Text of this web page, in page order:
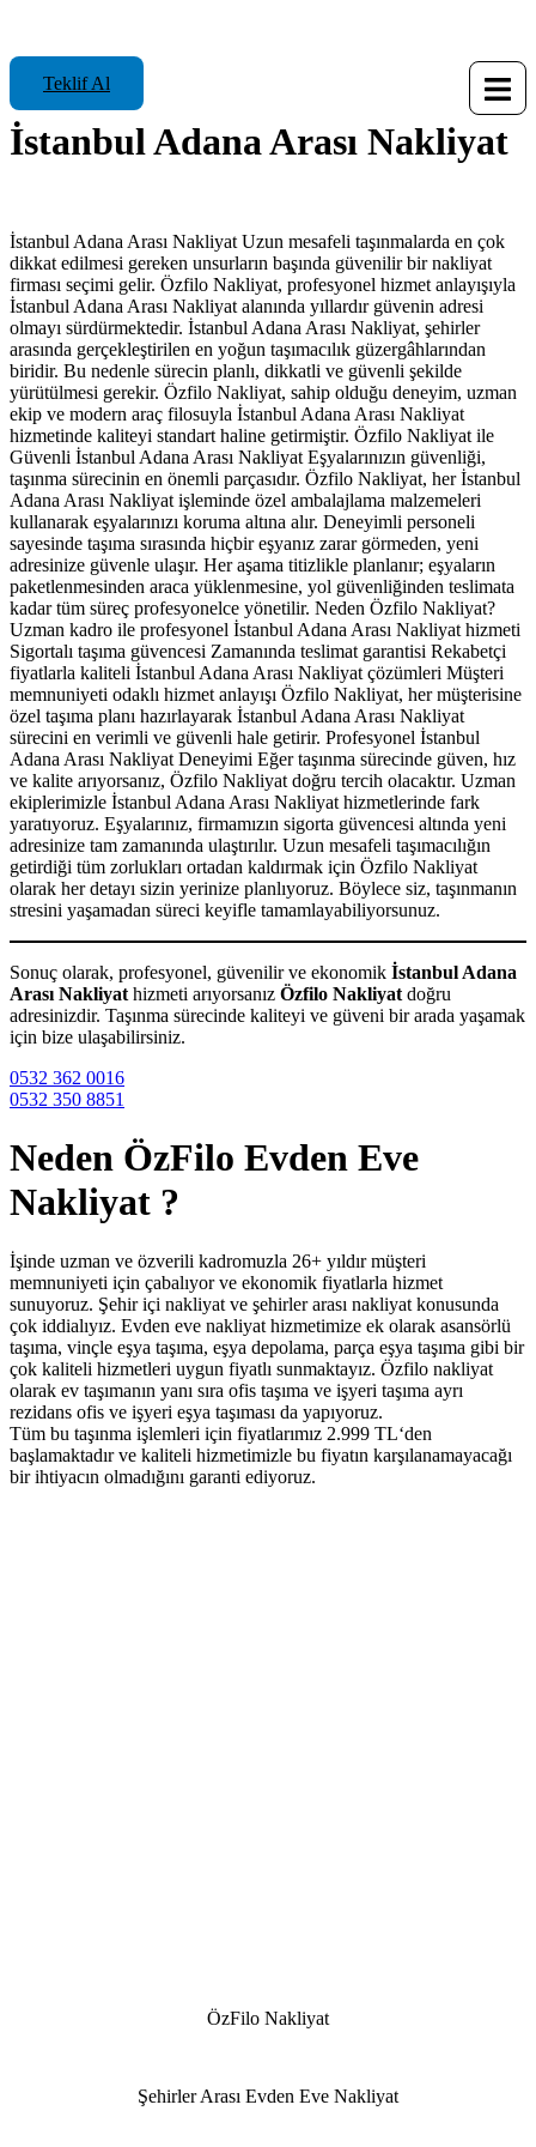
Teklif Al
İstanbul Adana Arası Nakliyat
İstanbul Adana Arası Nakliyat Uzun mesafeli taşınmalarda en çok
dikkat edilmesi gereken unsurların başında güvenilir bir nakliyat
firması seçimi gelir. Özfilo Nakliyat, profesyonel hizmet anlayışıyla
İstanbul Adana Arası Nakliyat alanında yıllardır güvenin adresi
olmayı sürdürmektedir. İstanbul Adana Arası Nakliyat, şehirler
arasında gerçekleştirilen en yoğun taşımacılık güzergâhlarından
biridir. Bu nedenle sürecin planlı, dikkatli ve güvenli şekilde
yürütülmesi gerekir. Özfilo Nakliyat, sahip olduğu deneyim, uzman
ekip ve modern araç filosuyla İstanbul Adana Arası Nakliyat
hizmetinde kaliteyi standart haline getirmiştir. Özfilo Nakliyat ile
Güvenli İstanbul Adana Arası Nakliyat Eşyalarınızın güvenliği,
taşınma sürecinin en önemli parçasıdır. Özfilo Nakliyat, her İstanbul
Adana Arası Nakliyat işleminde özel ambalajlama malzemeleri
kullanarak eşyalarınızı koruma altına alır. Deneyimli personeli
sayesinde taşıma sırasında hiçbir eşyanız zarar görmeden, yeni
adresinize güvenle ulaşır. Her aşama titizlikle planlanır; eşyaların
paketlenmesinden araca yüklenmesine, yol güvenliğinden teslimata
kadar tüm süreç profesyonelce yönetilir. Neden Özfilo Nakliyat?
Uzman kadro ile profesyonel İstanbul Adana Arası Nakliyat hizmeti
Sigortalı taşıma güvencesi Zamanında teslimat garantisi Rekabetçi
fiyatlarla kaliteli İstanbul Adana Arası Nakliyat çözümleri Müşteri
memnuniyeti odaklı hizmet anlayışı Özfilo Nakliyat, her müşterisine
özel taşıma planı hazırlayarak İstanbul Adana Arası Nakliyat
sürecini en verimli ve güvenli hale getirir. Profesyonel İstanbul
Adana Arası Nakliyat Deneyimi Eğer taşınma sürecinde güven, hız
ve kalite arıyorsanız, Özfilo Nakliyat doğru tercih olacaktır. Uzman
ekiplerimizle İstanbul Adana Arası Nakliyat hizmetlerinde fark
yaratıyoruz. Eşyalarınız, firmamızın sigorta güvencesi altında yeni
adresinize tam zamanında ulaştırılır. Uzun mesafeli taşımacılığın
getirdiği tüm zorlukları ortadan kaldırmak için Özfilo Nakliyat
olarak her detayı sizin yerinize planlıyoruz. Böylece siz, taşınmanın
stresini yaşamadan süreci keyifle tamamlayabiliyorsunuz.
Sonuç olarak, profesyonel, güvenilir ve ekonomik İstanbul Adana
Arası Nakliyat hizmeti arıyorsanız Özfilo Nakliyat doğru
adresinizdir. Taşınma sürecinde kaliteyi ve güveni bir arada yaşamak
için bize ulaşabilirsiniz.
0532 362 0016
0532 350 8851
Neden ÖzFilo Evden Eve
Nakliyat ?
İşinde uzman ve özverili kadromuzla 26+ yıldır müşteri
memnuniyeti için çabalıyor ve ekonomik fiyatlarla hizmet
sunuyoruz. Şehir içi nakliyat ve şehirler arası nakliyat konusunda
çok iddialıyız. Evden eve nakliyat hizmetimize ek olarak asansörlü
taşıma, vinçle eşya taşıma, eşya depolama, parça eşya taşıma gibi bir
çok kaliteli hizmetleri uygun fiyatlı sunmaktayız. Özfilo nakliyat
olarak ev taşımanın yanı sıra ofis taşıma ve işyeri taşıma ayrı
rezidans ofis ve işyeri eşya taşıması da yapıyoruz.
Tüm bu taşınma işlemleri için fiyatlarımız 2.999 TL‘den
başlamaktadır ve kaliteli hizmetimizle bu fiyatın karşılanamayacağı
bir ihtiyacın olmadığını garanti ediyoruz.
ÖzFilo Nakliyat
Şehirler Arası Evden Eve Nakliyat